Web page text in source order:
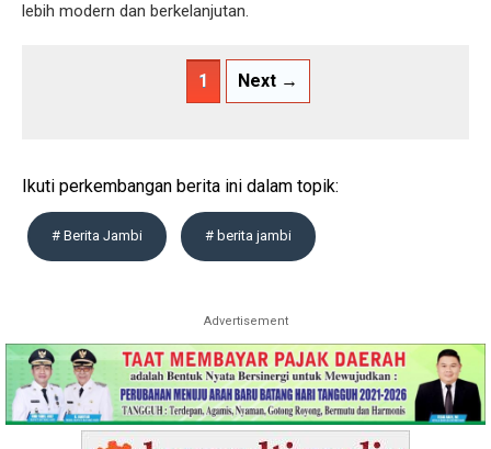
lebih modern dan berkelanjutan.
1 Next →
Ikuti perkembangan berita ini dalam topik:
# Berita Jambi # berita jambi
Advertisement